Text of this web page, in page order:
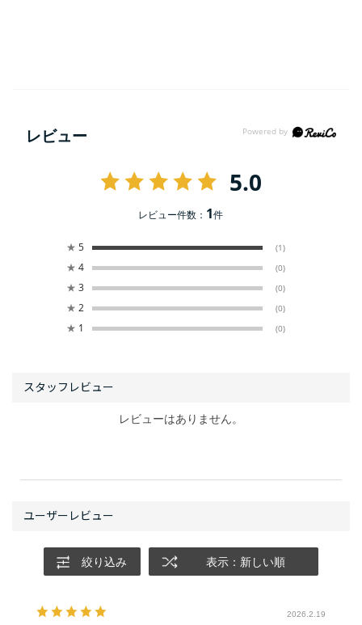
レビュー
5.0
レビュー件数： 1件
★ 5 (1)
★ 4 (0)
★ 3 (0)
★ 2 (0)
★ 1 (0)
絞り込み 表示：新しい順
2026.2.19
レビューはありません。